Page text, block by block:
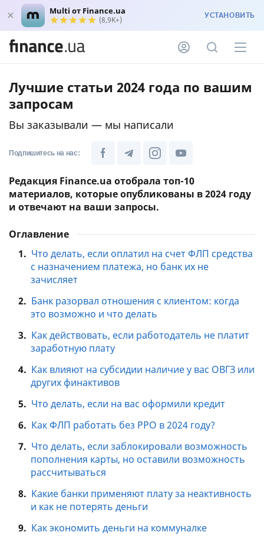
Multi от Finance.ua
(8,9K+) УСТАНОВИТЬ
Лучшие статьи 2024 года по вашим
запросам
Вы заказывали — мы написали
Подпишитесь на нас:
Редакция Finance.ua отобрала топ-10
материалов, которые опубликованы в 2024 году
и отвечают на ваши запросы.
Оглавление
1. Что делать, если оплатил на счет ФЛП средства
с назначением платежа, но банк их не
зачисляет
2. Банк разорвал отношения с клиентом: когда
это возможно и что делать
3. Как действовать, если работодатель не платит
заработную плату
4. Как влияют на субсидии наличие у вас ОВГЗ или
других финактивов
5. Что делать, если на вас оформили кредит
6. Как ФЛП работать без РРО в 2024 году?
7. Что делать, если заблокировали возможность
пополнения карты, но оставили возможность
рассчитываться
8. Какие банки применяют плату за неактивность
и как не потерять деньги
9. Как экономить деньги на коммуналке